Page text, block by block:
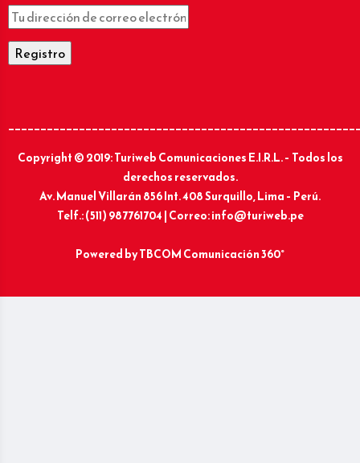
Copyright © 2019: Turiweb Comunicaciones E.I.R.L. – Todos los
derechos reservados.
Av. Manuel Villarán 856 Int. 408 Surquillo, Lima – Perú.
Telf.: (511) 987761704 | Correo: info@turiweb.pe
Powered byTBCOM Comunicación 360°